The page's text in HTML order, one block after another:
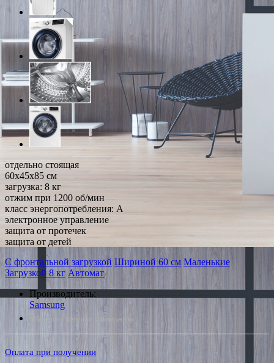
отдельно стоящая
60x45x85 см
загрузка: 8 кг
отжим при 1200 об/мин
класс энергопотребления: A
электронное управление
защита от протечек
защита от детей
С фронтальной загрузкой Шириной 60 см Маленькие
Загрузкой 8 кг Автомат
Производитель:
Samsung
*Наличие уточняйте у менеджера
Оплата при получении